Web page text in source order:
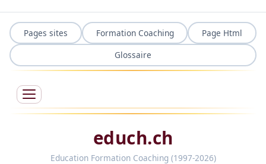
Pages sites Formation Coaching
Page Html
Glossaire
educh.ch
Education Formation Coaching (1997-2026)